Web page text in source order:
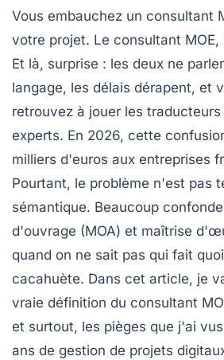
Vous embauchez un consultant
votre projet. Le consultant
Et là, surprise : les deux ne
langage, les délais dérapent, et
retrouvez à jouer les
experts. En 2026, cette
milliers d'euros aux entreprises
Pourtant, le problème n'est pas
sémantique. Beaucoup
d'ouvrage (MOA) et maîtrise
quand on ne sait pas qui fait
cacahuète. Dans cet article, je
vraie définition du consultant
et surtout, les pièges que j'ai
ans de gestion de projets